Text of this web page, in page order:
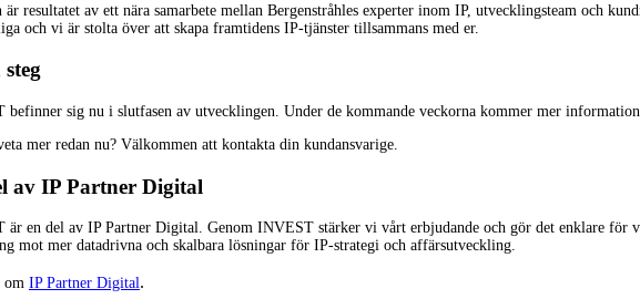
är resultatet av ett nära samarbete mellan Bergenstråhles experter inom IP, utvecklingsteam och
och vi är stolta över att skapa framtidens IP-tjänster tillsammans med er.
steg
befinner sig nu i slutfasen av utvecklingen. Under de kommande veckorna kommer mer
mer redan nu? Välkommen att kontakta din kundansvarige.
av IP Partner Digital
är en del av IP Partner Digital. Genom INVEST stärker vi vårt erbjudande och gör det enklare
mot mer datadrivna och skalbara lösningar för IP-strategi och affärsutveckling.
om IP Partner Digital.